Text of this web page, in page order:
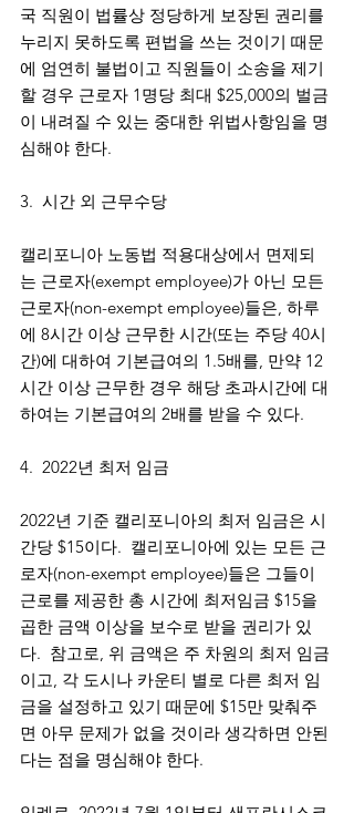
국 직원이 법률상 정당하게 보장된 권리를
누리지 못하도록 편법을 쓰는 것이기 때문
에 엄연히 불법이고 직원들이 소송을 제기
할 경우 근로자 1명당 최대 $25,000의 벌금
이 내려질 수 있는 중대한 위법사항임을 명
심해야 한다.
3.  시간 외 근무수당
캘리포니아 노동법 적용대상에서 면제되
는 근로자(exempt employee)가 아닌 모든
근로자(non-exempt employee)들은, 하루
에 8시간 이상 근무한 시간(또는 주당 40시
간)에 대하여 기본급여의 1.5배를, 만약 12
시간 이상 근무한 경우 해당 초과시간에 대
하여는 기본급여의 2배를 받을 수 있다.
4.  2022년 최저 임금
2022년 기준 캘리포니아의 최저 임금은 시
간당 $15이다.  캘리포니아에 있는 모든 근
로자(non-exempt employee)들은 그들이
근로를 제공한 총 시간에 최저임금 $15을
곱한 금액 이상을 보수로 받을 권리가 있
다.  참고로, 위 금액은 주 차원의 최저 임금
이고, 각 도시나 카운티 별로 다른 최저 임
금을 설정하고 있기 때문에 $15만 맞춰주
면 아무 문제가 없을 것이라 생각하면 안된
다는 점을 명심해야 한다.